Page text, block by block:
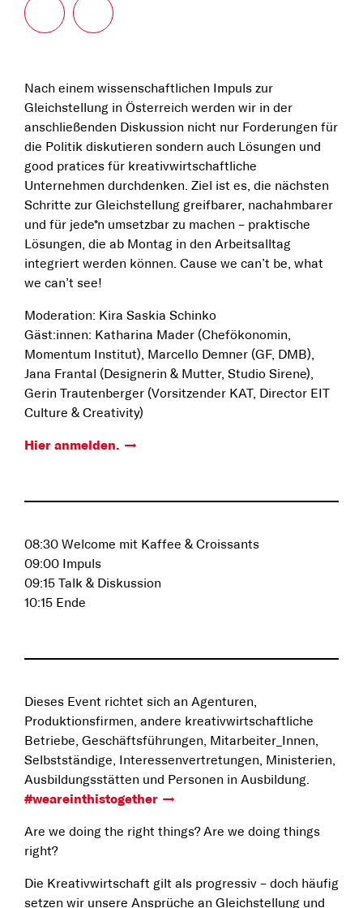
Nach einem wissenschaftlichen Impuls zur
Gleichstellung in Österreich werden wir in der
anschließenden Diskussion nicht nur Forderungen für
die Politik diskutieren sondern auch Lösungen und
good pratices für kreativwirtschaftliche
Unternehmen durchdenken. Ziel ist es, die nächsten
Schritte zur Gleichstellung greifbarer, nachahmbarer
und für jede*n umsetzbar zu machen – praktische
Lösungen, die ab Montag in den Arbeitsalltag
integriert werden können. Cause we can’t be, what
we can’t see!
Moderation: Kira Saskia Schinko
Gäst:innen: Katharina Mader (Chefökonomin,
Momentum Institut), Marcello Demner (GF, DMB),
Jana Frantal (Designerin & Mutter, Studio Sirene),
Gerin Trautenberger (Vorsitzender KAT, Director EIT
Culture & Creativity)
Hier anmelden.
08:30 Welcome mit Kaffee & Croissants
09:00 Impuls
09:15 Talk & Diskussion
10:15 Ende
Dieses Event richtet sich an Agenturen,
Produktionsfirmen, andere kreativwirtschaftliche
Betriebe, Geschäftsführungen, Mitarbeiter_Innen,
Selbstständige, Interessenvertretungen, Ministerien,
Ausbildungsstätten und Personen in Ausbildung.
#weareinthistogether
Are we doing the right things? Are we doing things
right?
Die Kreativwirtschaft gilt als progressiv – doch häufig
setzen wir unsere Ansprüche an Gleichstellung und